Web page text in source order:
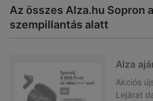
Az összes Alza.hu Sopron
szempillantás alatt
Alza
Akciós
Lejárat